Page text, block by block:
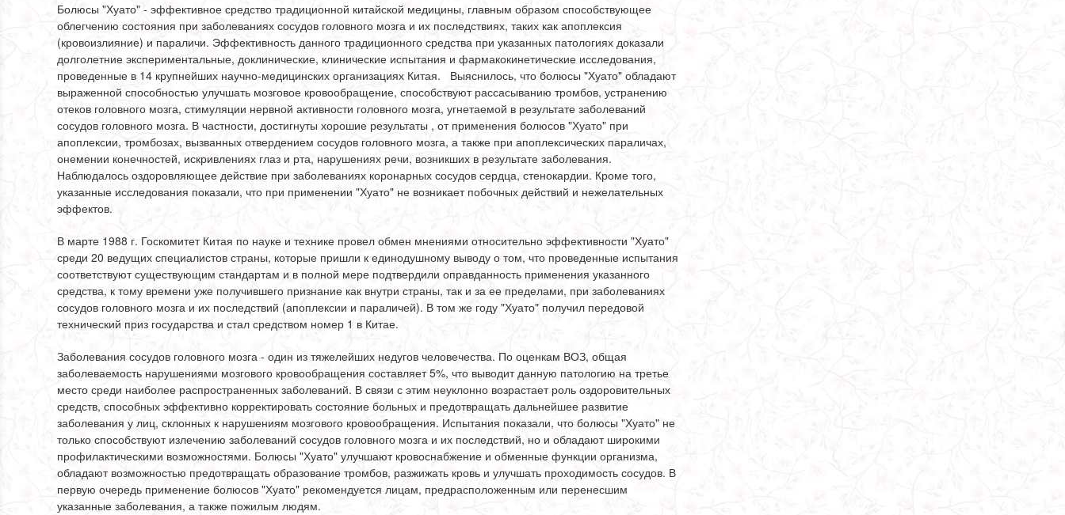
Болюсы "Хуато" - эффективное средство традиционной китайской медицины, главным образом способствующее
облегчению состояния при заболеваниях сосудов головного мозга и их последствиях, таких как апоплексия
(кровоизлияние) и параличи. Эффективность данного традиционного средства при указанных патологиях доказали
долголетние экспериментальные, доклинические, клинические испытания и фармакокинетические исследования,
проведенные в 14 крупнейших научно-медицинских организациях Китая. Выяснилось, что болюсы "Хуато" обладают
выраженной способностью улучшать мозговое кровообращение, способствуют рассасыванию тромбов, устранению
отеков головного мозга, стимуляции нервной активности головного мозга, угнетаемой в результате заболеваний
сосудов головного мозга. В частности, достигнуты хорошие результаты , от применения болюсов "Хуато" при
апоплексии, тромбозах, вызванных отвердением сосудов головного мозга, а также при апоплексических параличах,
онемении конечностей, искривлениях глаз и рта, нарушениях речи, возникших в результате заболевания.
Наблюдалось оздоровляющее действие при заболеваниях коронарных сосудов сердца, стенокардии. Кроме того,
указанные исследования показали, что при применении "Хуато" не возникает побочных действий и нежелательных
эффектов.
В марте 1988 г. Госкомитет Китая по науке и технике провел обмен мнениями относительно эффективности "Хуато"
среди 20 ведущих специалистов страны, которые пришли к единодушному выводу о том, что проведенные испытания
соответствуют существующим стандартам и в полной мере подтвердили оправданность применения указанного
средства, к тому времени уже получившего признание как внутри страны, так и за ее пределами, при заболеваниях
сосудов головного мозга и их последствий (апоплексии и параличей). В том же году "Хуато" получил передовой
технический приз государства и стал средством номер 1 в Китае.
Заболевания сосудов головного мозга - один из тяжелейших недугов человечества. По оценкам ВОЗ, общая
заболеваемость нарушениями мозгового кровообращения составляет 5%, что выводит данную патологию на третье
место среди наиболее распространенных заболеваний. В связи с этим неуклонно возрастает роль оздоровительных
средств, способных эффективно корректировать состояние больных и предотвращать дальнейшее развитие
заболевания у лиц, склонных к нарушениям мозгового кровообращения. Испытания показали, что болюсы "Хуато" не
только способствуют излечению заболеваний сосудов головного мозга и их последствий, но и обладают широкими
профилактическими возможностями. Болюсы "Хуато" улучшают кровоснабжение и обменные функции организма,
обладают возможностью предотвращать образование тромбов, разжижать кровь и улучшать проходимость сосудов. В
первую очередь применение болюсов "Хуато" рекомендуется лицам, предрасположенным или перенесшим
указанные заболевания, а также пожилым людям.